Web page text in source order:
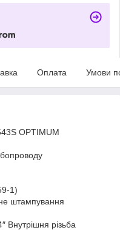
Оплата Умови
OPTIMUM
1)
штампування
Внутрішня різьба